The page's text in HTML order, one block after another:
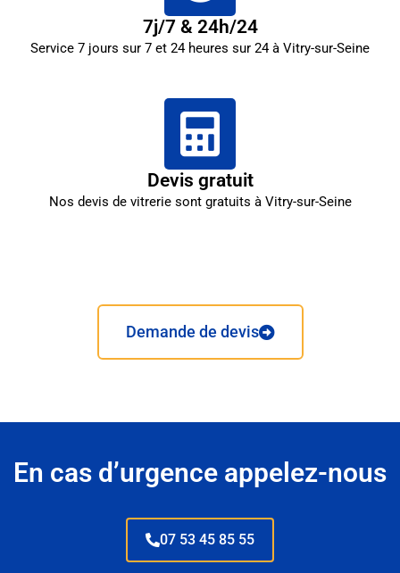
7j/7 & 24h/24
Service 7 jours sur 7 et 24 heures sur 24 à Vitry-sur-Seine
Devis gratuit
Nos devis de vitrerie sont gratuits à Vitry-sur-Seine
Demande de devis
En cas d’urgence appelez-nous
07 53 45 85 55